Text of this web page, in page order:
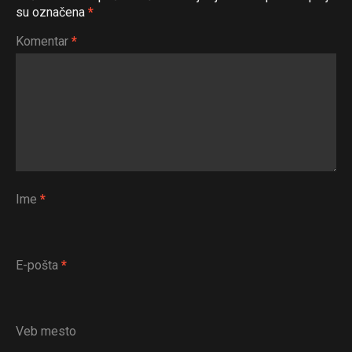
su označena *
Komentar *
Ime *
E-pošta *
Veb mesto